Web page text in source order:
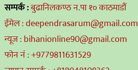
सम्पर्क :बुढानिलकण्ठ न.पा १० काठमाडौं
ईमेल : deependrasarum@gmail.com
न्यूज : bihanionline90@gmail.com
फोन नं : +9779811631529